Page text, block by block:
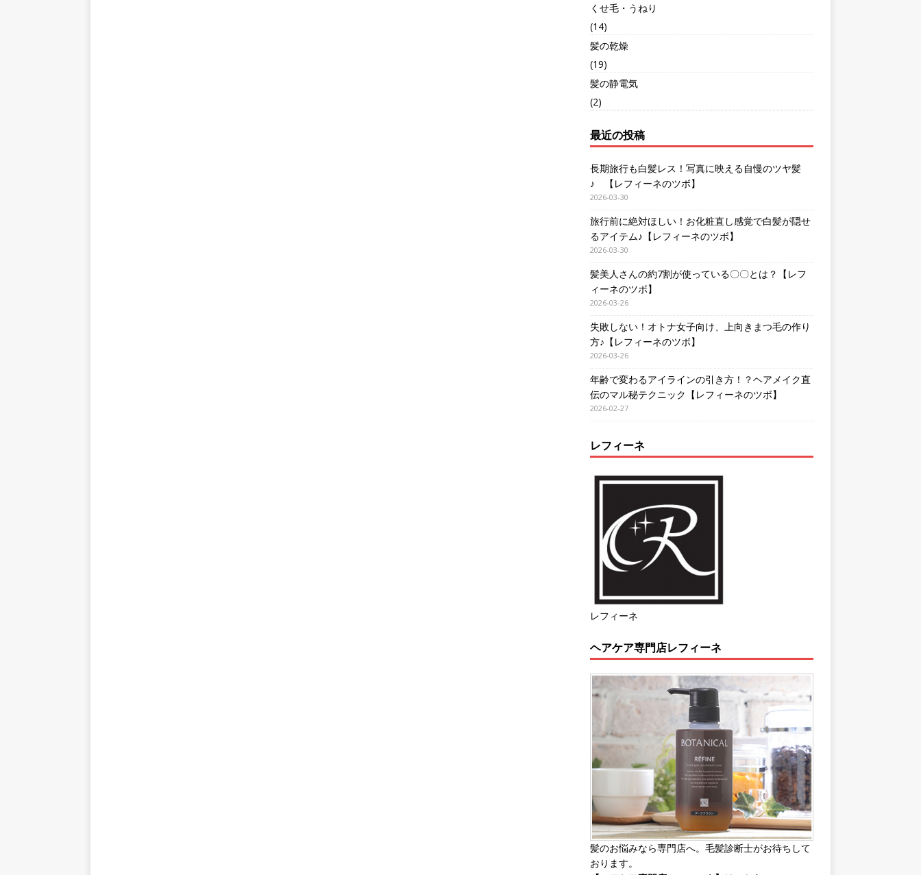
くせ毛・うねり
(14)
髪の乾燥
(19)
髪の静電気
(2)
最近の投稿
長期旅行も白髪レス！写真に映える自慢のツヤ髪
♪ 【レフィーネのツボ】
2026-03-30
旅行前に絶対ほしい！お化粧直し感覚で白髪が隠せ
るアイテム♪【レフィーネのツボ】
2026-03-30
髪美人さんの約7割が使っている〇〇とは？【レフ
ィーネのツボ】
2026-03-26
失敗しない！オトナ女子向け、上向きまつ毛の作り
方♪【レフィーネのツボ】
2026-03-26
年齢で変わるアイラインの引き方！？ヘアメイク直
伝のマル秘テクニック【レフィーネのツボ】
2026-02-27
レフィーネ
レフィーネ
ヘアケア専門店レフィーネ
髪のお悩みなら専門店へ。毛髪診断士がお待ちして
おります。